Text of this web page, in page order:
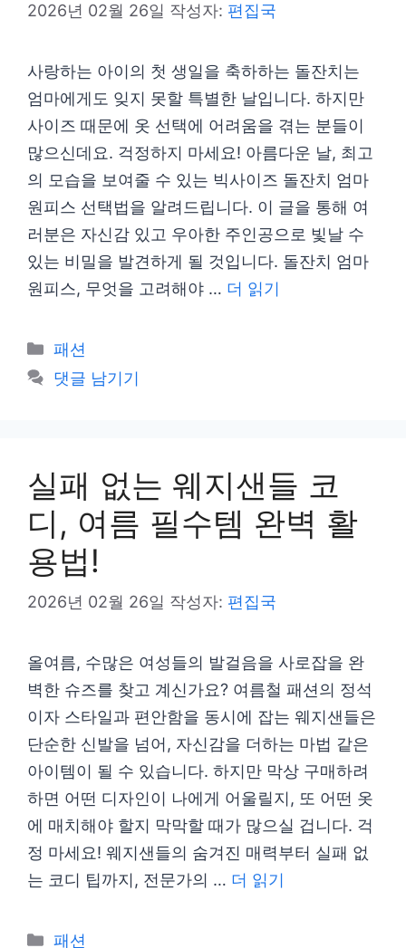
2026년 02월 26일 작성자: 편집국
사랑하는 아이의 첫 생일을 축하하는 돌잔치는
엄마에게도 잊지 못할 특별한 날입니다. 하지만
사이즈 때문에 옷 선택에 어려움을 겪는 분들이
많으신데요. 걱정하지 마세요! 아름다운 날, 최고
의 모습을 보여줄 수 있는 빅사이즈 돌잔치 엄마
원피스 선택법을 알려드립니다. 이 글을 통해 여
러분은 자신감 있고 우아한 주인공으로 빛날 수
있는 비밀을 발견하게 될 것입니다. 돌잔치 엄마
원피스, 무엇을 고려해야 … 더 읽기
카
테
패션
댓글 남기기
실패 없는 웨지샌들 코
디, 여름 필수템 완벽 활
용법!
2026년 02월 26일 작성자: 편집국
올여름, 수많은 여성들의 발걸음을 사로잡을 완
벽한 슈즈를 찾고 계신가요? 여름철 패션의 정석
이자 스타일과 편안함을 동시에 잡는 웨지샌들은
단순한 신발을 넘어, 자신감을 더하는 마법 같은
아이템이 될 수 있습니다. 하지만 막상 구매하려
하면 어떤 디자인이 나에게 어울릴지, 또 어떤 옷
에 매치해야 할지 막막할 때가 많으실 겁니다. 걱
정 마세요! 웨지샌들의 숨겨진 매력부터 실패 없
는 코디 팁까지, 전문가의 … 더 읽기
카
패션